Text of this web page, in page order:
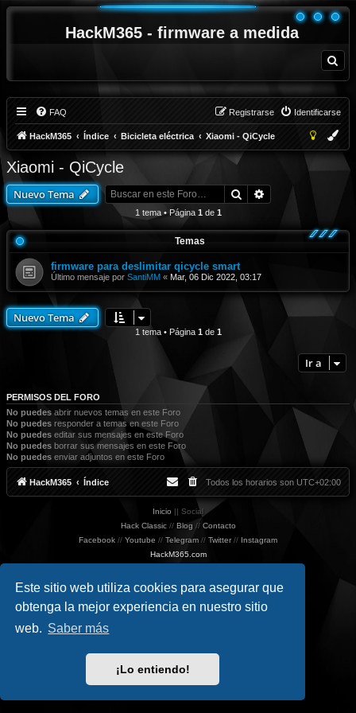
Este sitio web utiliza cookies para asegurar que
obtenga la mejor experiencia en nuestro sitio
web. Saber más
¡Lo entiendo!
HackM365 - firmware a medida
u
FAQ Identificarse
Registrarse
HackM365 Índice Bicicleta eléctrica Xiaomi - QiCycle
Xiaomi - QiCycle
Nuevo Tema Buscar
1 tema • Página 1 de 1
Temas
firmware para deslimitar qicycle smart
Último mensaje por SantiMM « Mar, 06 Dic 2022, 03:17
Nuevo Tema
1 tema • Página 1 de 1
Ir a
PERMISOS DEL FORO
No puedes abrir nuevos temas en este Foro
No puedes responder a temas en este Foro
No puedes editar sus mensajes en este Foro
No puedes borrar sus mensajes en este Foro
No puedes enviar adjuntos en este Foro
HackM365 Índice Todos los horarios son UTC+02:00
Inicio || Social
Hack Classic// Blog // Contacto
Facebook // Youtube // Telegram // Twitter // Instagram
HackM365.com